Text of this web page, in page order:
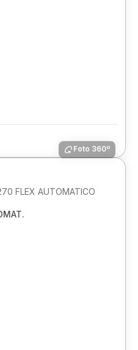
Foto 360º
FLEX AUTOMATICO